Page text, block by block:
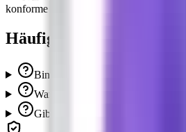
konforme Moderation
Häufige Fragen
Bin ich lizenzierter Nutzer?
Warum können wir so günstig sein?
Gibt es diese Software für mich?